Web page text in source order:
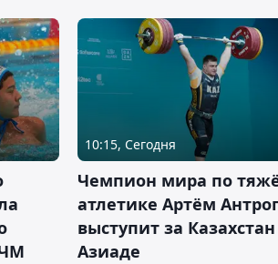
10:15, Сегодня
Чемпион мира по
атлетике Артём
выступит за
Азиаде